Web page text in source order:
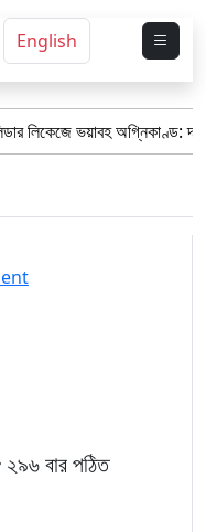
English
লিকেজে ভয়াবহ অগ্নিকাণ্ড: দগ্ধ
২৯৬ বার পঠিত